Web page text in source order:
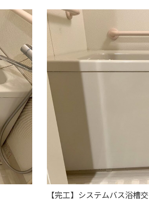
【完工】システムバス浴槽